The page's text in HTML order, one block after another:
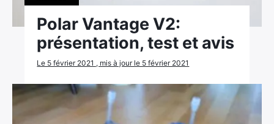
Polar Vantage V2:
présentation, test et avis
Le 5 février 2021 , mis à jour le 5 février 2021